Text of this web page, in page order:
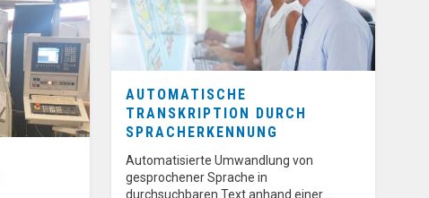
AUTOMATISCHE
TRANSKRIPTION DURCH
SPRACHERKENNUNG
Automatisierte Umwandlung von
gesprochener Sprache in
durchsuchbaren Text anhand einer…